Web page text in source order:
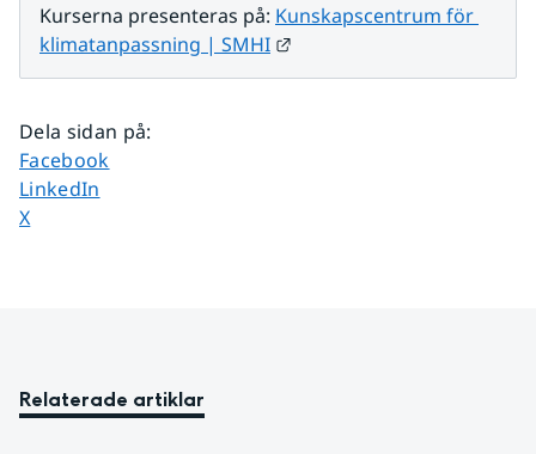
Kurserna presenteras på: Kunskapscentrum för
klimatanpassning | SMHI
Dela sidan på:
Dela sidan på
Facebook
Dela sidan på
LinkedIn
Dela sidan på
X
Relaterade artiklar